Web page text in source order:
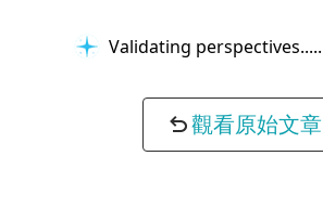
Validating perspectives...
觀看原始文章